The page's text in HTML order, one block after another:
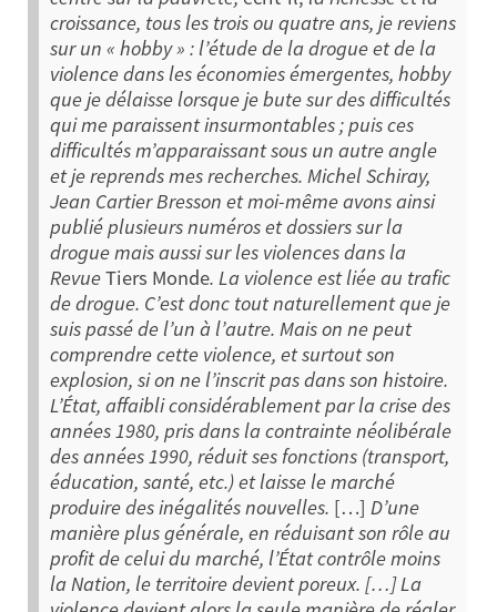
croissance, tous les trois ou quatre ans, je reviens
sur un « hobby » : l’étude de la drogue et de la
violence dans les économies émergentes, hobby
que je délaisse lorsque je bute sur des difficultés
qui me paraissent insurmontables ; puis ces
difficultés m’apparaissant sous un autre angle
et je reprends mes recherches. Michel Schiray,
Jean Cartier Bresson et moi-même avons ainsi
publié plusieurs numéros et dossiers sur la
drogue mais aussi sur les violences dans la
RevueTiers Monde. La violence est liée au trafic
de drogue. C’est donc tout naturellement que je
suis passé de l’un à l’autre. Mais on ne peut
comprendre cette violence, et surtout son
explosion, si on ne l’inscrit pas dans son histoire.
L’État, affaibli considérablement par la crise des
années 1980, pris dans la contrainte néolibérale
des années 1990, réduit ses fonctions (transport,
éducation, santé, etc.) et laisse le marché
produire des inégalités nouvelles. […] D’une
manière plus générale, en réduisant son rôle au
profit de celui du marché, l’État contrôle moins
la Nation, le territoire devient poreux. […]La